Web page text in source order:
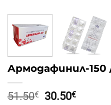
Армодафинил-150
51.50€
Original
30.50€